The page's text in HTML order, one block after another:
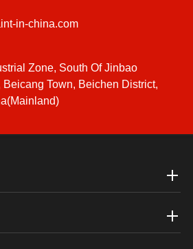
in-china.com
Zone, South Of Jinbao
Beicang Town, Beichen District,